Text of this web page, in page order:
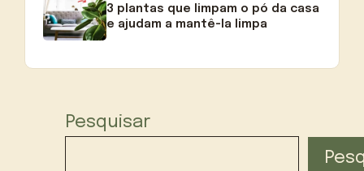
3 plantas que limpam o pó da casa
e ajudam a mantê-la limpa
Pesquisar